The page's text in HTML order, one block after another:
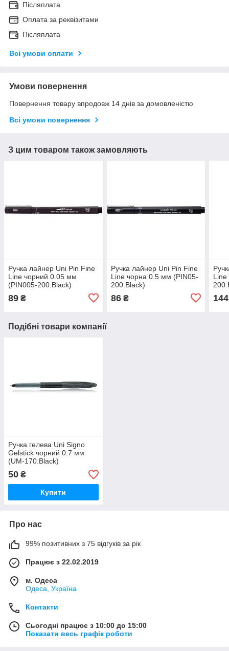
Післяплата
Оплата за реквізитами
Післяплата
Всі умови оплати
Умови повернення
Повернення товару впродовж 14 днів за домовленістю
Всі умови повернення
З цим товаром також замовляють
Ручка лайнер Uni Pin Fine
Linе чорний 0.05 мм
(PIN005-200.Black)
89 ₴
Ручка лайнер Uni Pin Fine
Linе чорна 0.5 мм (PIN05-
200.Black)
86₴ 144
Подібні товари компанії
Ручка гелева Uni Signo
Gelstick чорний 0.7 мм
(UM-170.Black)
50 ₴
Купити
Про нас
99% позитивних з 75 відгуків за рік
Працює з 22.02.2019
м. Одеса
Одеса, Україна
Контакти
Сьогодні працює з 10:00 до 15:00
Показати весь графік роботи